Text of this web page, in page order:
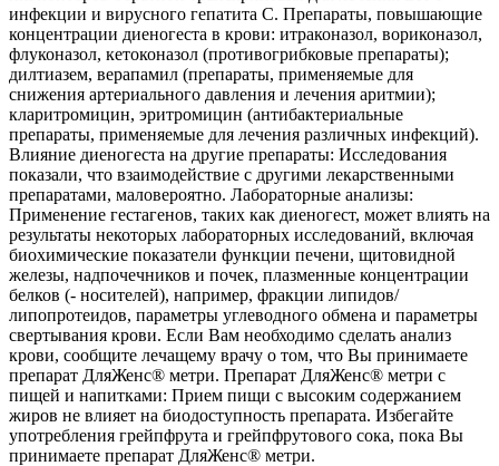
инфекции и вирусного гепатита С. Препараты, повышающие
концентрации диеногеста в крови: итраконазол, вориконазол,
флуконазол, кетоконазол (противогрибковые препараты);
дилтиазем, верапамил (препараты, применяемые для
снижения артериального давления и лечения аритмии);
кларитромицин, эритромицин (антибактериальные
препараты, применяемые для лечения различных инфекций).
Влияние диеногеста на другие препараты: Исследования
показали, что взаимодействие с другими лекарственными
препаратами, маловероятно. Лабораторные анализы:
Применение гестагенов, таких как диеногест, может влиять на
результаты некоторых лабораторных исследований, включая
биохимические показатели функции печени, щитовидной
железы, надпочечников и почек, плазменные концентрации
белков (- носителей), например, фракции липидов/
липопротеидов, параметры углеводного обмена и параметры
свертывания крови. Если Вам необходимо сделать анализ
крови, сообщите лечащему врачу о том, что Вы принимаете
препарат ДляЖенс® метри. Препарат ДляЖенс® метри с
пищей и напитками: Прием пищи с высоким содержанием
жиров не влияет на биодоступность препарата. Избегайте
употребления грейпфрута и грейпфрутового сока, пока Вы
принимаете препарат ДляЖенс® метри.